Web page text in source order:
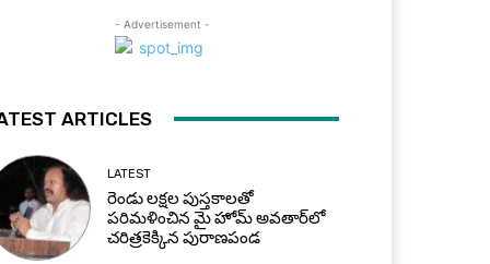
- Advertisement -
ARTICLES
LATEST
రెండు లక్షల పుస్తకాలతో
పరిమళించిన మై హోమ్ అవతార్‌లో
చరిత్రకెక్కిన పురాణపండ